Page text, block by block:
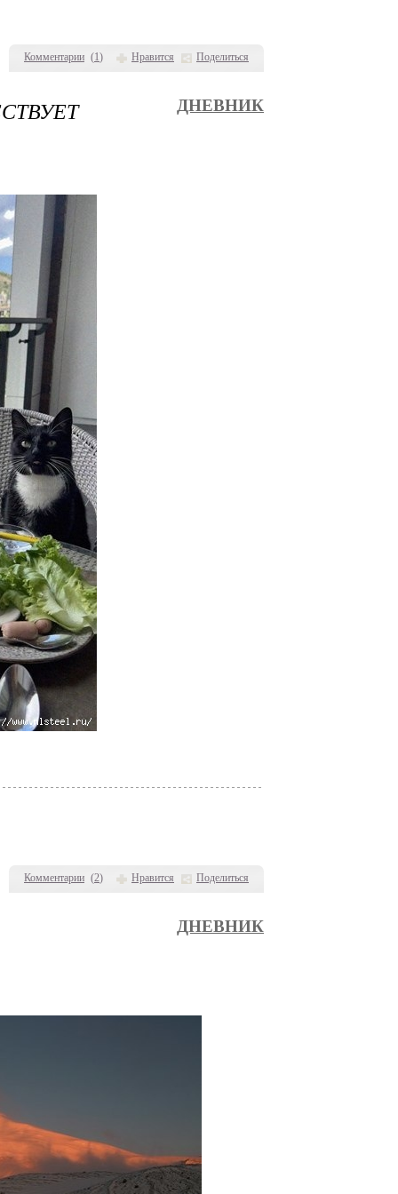
Комментарии (1) Нравится Поделиться
Комментарии (2) Нравится Поделиться
ДНЕВНИК
ДНЕВНИК